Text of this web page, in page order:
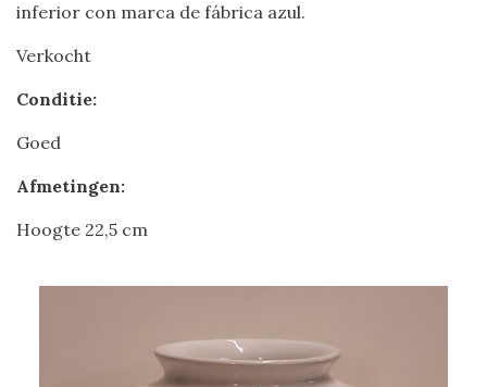
inferior con marca de fábrica azul.
Verkocht
Conditie:
Goed
Afmetingen:
Hoogte 22,5 cm